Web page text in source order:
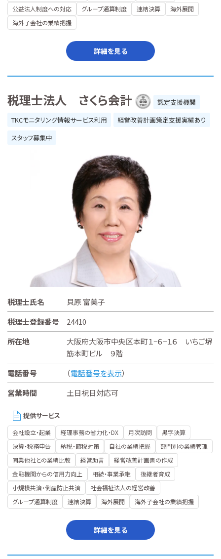
公益法人制度への対応
グループ通算制度 連結決算
海外展開
海外子会社の業績把握
詳細を見る
税理士法人 さくら会計
認定支援機関
TKCモニタリング情報サービス利用
経営改善計画策定支援実績あり
スタッフ募集中
税理士氏名
貝原 富美子
税理士登録番号
24410
所在地
大阪府大阪市中央区本町１−６−１６ いちご堺
筋本町ビル ９階
電話番号
（電話番号を表示）
営業時間
土日祝日対応可
提供サービス
会社設立・起業 経理事務の省力化・DX 月次訪問
黒字決算
決算・税務申告
納税・節税対策 自社の業績把握
部門別の業績管理
同業他社との業績比較
経営助言
経営改善計画書の作成
金融機関からの信用力向上
相続・事業承継
後継者育成
小規模共済・倒産防止共済
社会福祉法人の経営改善
グループ通算制度
連結決算 海外展開 海外子会社の業績把握
詳細を見る